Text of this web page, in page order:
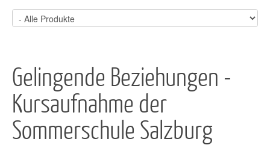
Gelingende Beziehungen -
Kursaufnahme der
Sommerschule Salzburg